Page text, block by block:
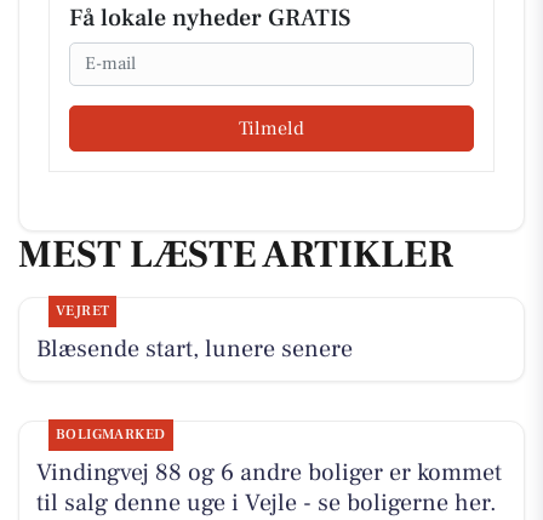
Få lokale nyheder GRATIS
Email
Tilmeld
MEST LÆSTE ARTIKLER
VEJRET
Blæsende start, lunere senere
BOLIGMARKED
Vindingvej 88 og 6 andre boliger er kommet
til salg denne uge i Vejle - se boligerne her.